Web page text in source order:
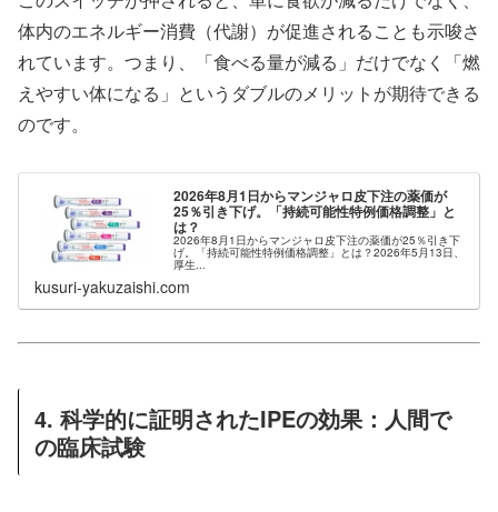
体内のエネルギー消費（代謝）が促進されることも示唆さ
れています。つまり、「食べる量が減る」だけでなく「燃
えやすい体になる」というダブルのメリットが期待できる
のです。
2026年8月1日からマンジャロ皮下注の薬価が
25％引き下げ。「持続可能性特例価格調整」と
は？
2026年8月1日からマンジャロ皮下注の薬価が25％引き下
げ。「持続可能性特例価格調整」とは？2026年5月13日、
厚生...
kusuri-yakuzaishi.com
4. 科学的に証明されたIPEの効果：人間で
の臨床試験